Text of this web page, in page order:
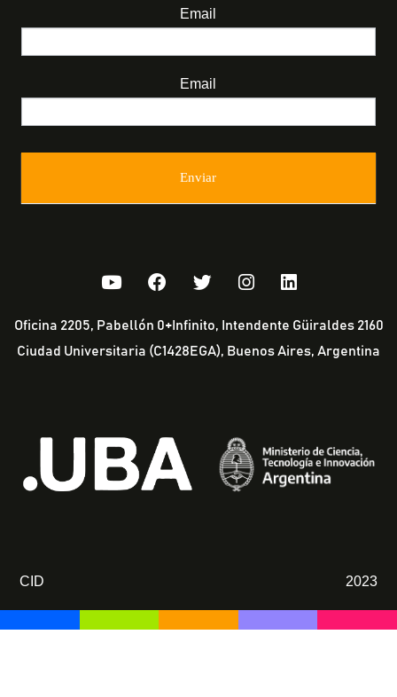
Email
Email
Enviar
Oficina 2205, Pabellón 0+Infinito, Intendente Güiraldes 2160
Ciudad Universitaria (C1428EGA), Buenos Aires, Argentina
CID 2023